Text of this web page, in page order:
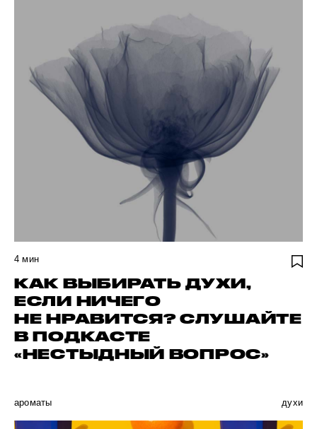
4 мин
КАК ВЫБИРАТЬ ДУХИ,
ЕСЛИ НИЧЕГО
НЕ НРАВИТСЯ? СЛУШАЙТЕ
В ПОДКАСТЕ
«НЕСТЫДНЫЙ ВОПРОС»
ароматы духи